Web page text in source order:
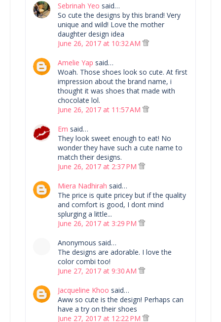
Sebrinah Yeo said…
So cute the designs by this brand! Very
unique and wild! Love the mother
daughter design idea
June 26, 2017 at 10:32 AM
Amelie Yap said…
Woah. Those shoes look so cute. At first
impression about the brand name, i
thought it was shoes that made with
chocolate lol.
June 26, 2017 at 11:57 AM
Em said…
They look sweet enough to eat! No
wonder they have such a cute name to
match their designs.
June 26, 2017 at 2:37 PM
Miera Nadhirah said…
The price is quite pricey but if the quality
and comfort is good, I dont mind
splurging a little...
June 26, 2017 at 3:29 PM
Anonymous said…
The designs are adorable. I love the
color combi too!
June 27, 2017 at 9:30 AM
Jacqueline Khoo said…
Aww so cute is the design! Perhaps can
have a try on their shoes
June 27, 2017 at 12:22 PM